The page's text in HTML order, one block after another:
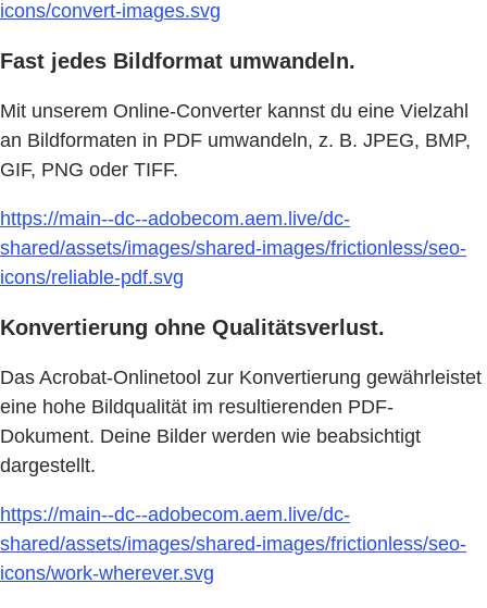
icons/convert-images.svg
Fast jedes Bildformat umwandeln.
Mit unserem Online-Converter kannst du eine Vielzahl
an Bildformaten in PDF umwandeln, z. B. JPEG, BMP,
GIF, PNG oder TIFF.
https://main--dc--adobecom.aem.live/dc-
shared/assets/images/shared-images/frictionless/seo-
icons/reliable-pdf.svg
Konvertierung ohne Qualitätsverlust.
Das Acrobat-Onlinetool zur Konvertierung gewährleistet
eine hohe Bildqualität im resultierenden PDF-
Dokument. Deine Bilder werden wie beabsichtigt
dargestellt.
https://main--dc--adobecom.aem.live/dc-
shared/assets/images/shared-images/frictionless/seo-
icons/work-wherever.svg